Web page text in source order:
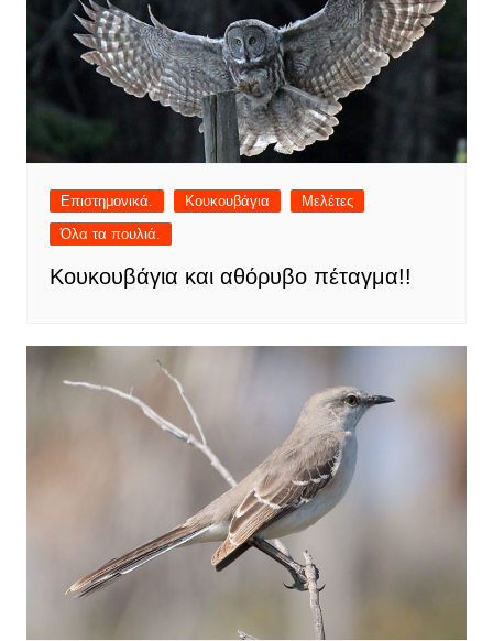
Επιστημονικά. Κουκουβάγια
Μελέτες
Όλα τα πουλιά.
Κουκουβάγια και αθόρυβο πέταγμα!!